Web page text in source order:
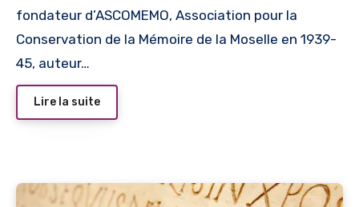
fondateur d’ASCOMEMO, Association pour la
Conservation de la Mémoire de la Moselle en 1939-
45, auteur…
Lire la suite